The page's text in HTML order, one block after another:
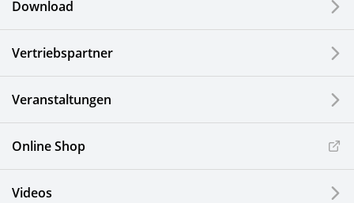
Download
Vertriebspartner
Veranstaltungen
Online Shop
Videos